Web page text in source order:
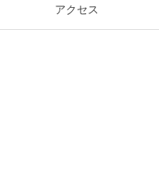
アクセス